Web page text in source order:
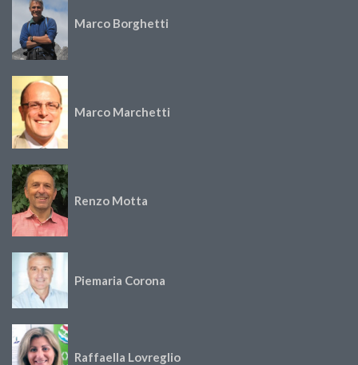
Marco Borghetti
Marco Marchetti
Renzo Motta
Piemaria Corona
Raffaella Lovreglio